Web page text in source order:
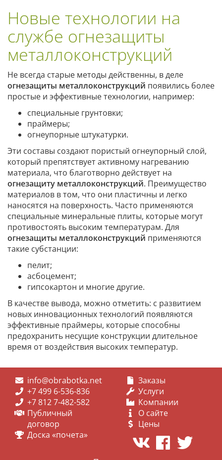
Новые технологии на
службе огнезащиты
металлоконструкций
Не всегда старые методы действенны, в деле
огнезащиты металлоконструкций появились более
простые и эффективные технологии, например:
специальные грунтовки;
праймеры;
огнеупорные штукатурки.
Эти составы создают пористый огнеупорный слой,
который препятствует активному нагреванию
материала, что благотворно действует на
огнезащиту металлоконструкций. Преимущество
материалов в том, что они пластичны и легко
наносятся на поверхность. Часто применяются
специальные минеральные плиты, которые могут
противостоять высоким температурам. Для
огнезащиты металлоконструкций применяются
такие субстанции:
пелит;
асбоцемент;
гипсокартон и многие другие.
В качестве вывода, можно отметить: с развитием
новых инновационных технологий появляются
эффективные праймеры, которые способны
предохранить несущие конструкции длительное
время от воздействия высоких температур.
info@obrabotka.net
+7 499 6-536-836
+7 812 7-482-582
Публичный
договор
Доска «почета»
Заказы
Услуги
Компании
О сайте
Цены